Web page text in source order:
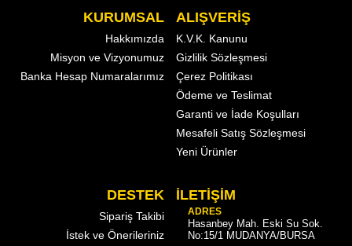
KURUMSAL
Hakkımızda
Misyon ve Vizyonumuz
Banka Hesap Numaralarımız
ALIŞVERİŞ
K.V.K. Kanunu
Gizlilik Sözleşmesi
Çerez Politikası
Ödeme ve Teslimat
Garanti ve İade Koşulları
Mesafeli Satış Sözleşmesi
Yeni Ürünler
DESTEK
Sipariş Takibi
İstek ve Önerileriniz
İLETİŞİM
ADRES
Hasanbey Mah. Eski Su Sok.
No:15/1 MUDANYA/BURSA